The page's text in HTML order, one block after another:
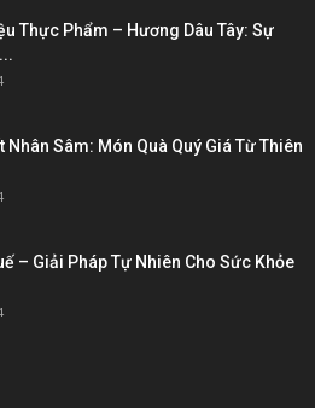
Thực Phẩm – Hương Dâu Tây: Sự
Nhân Sâm: Món Quà Quý Giá Từ Thiên
– Giải Pháp Tự Nhiên Cho Sức Khỏe